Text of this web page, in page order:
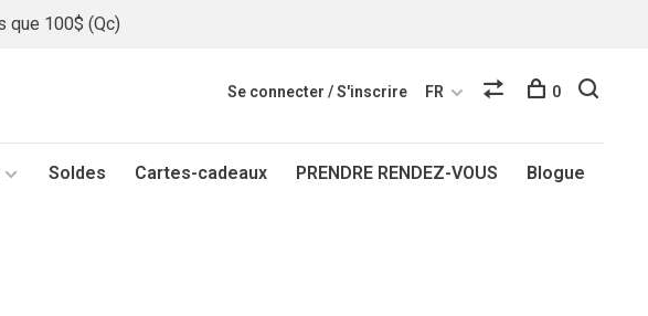
que 100$ (Qc)
Soldes Cartes-cadeaux PRENDRE RENDEZ-VOUS Blogue
Se connecter / S'inscrire FR 0